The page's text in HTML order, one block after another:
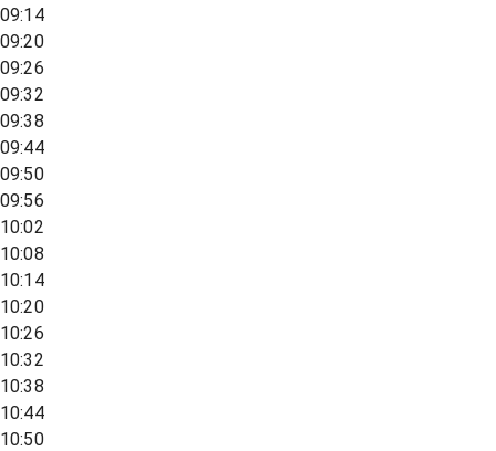
09:14
09:20
09:26
09:32
09:38
09:44
09:50
09:56
10:02
10:08
10:14
10:20
10:26
10:32
10:38
10:44
10:50